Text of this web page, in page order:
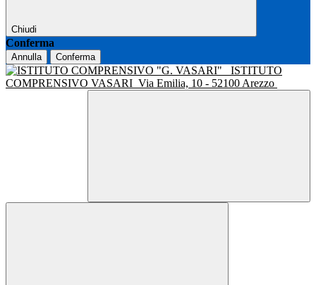
Chiudi
Conferma
Annulla Conferma
ISTITUTO
COMPRENSIVO VASARI Via Emilia, 10 - 52100 Arezzo